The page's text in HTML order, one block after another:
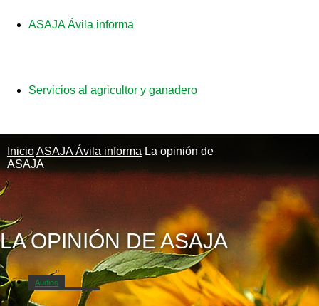
ASAJA Ávila informa
Servicios al agricultor y ganadero
InicioASAJA Ávila informa La opinión de
ASAJA
LA OPINIÓN DE ASAJA
Audios
Campo Abulense